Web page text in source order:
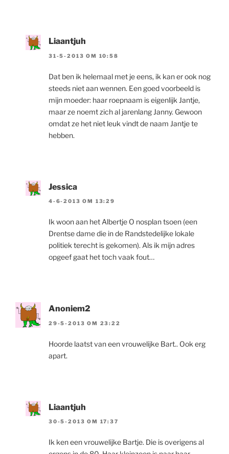
Liaantjuh
31-5-2013 OM 10:58
Dat ben ik helemaal met je eens, ik kan er ook nog
steeds niet aan wennen. Een goed voorbeeld is
mijn moeder: haar roepnaam is eigenlijk Jantje,
maar ze noemt zich al jarenlang Janny. Gewoon
omdat ze het niet leuk vindt de naam Jantje te
hebben.
Jessica
4-6-2013 OM 13:29
Ik woon aan het Albertje O nosplan tsoen (een
Drentse dame die in de Randstedelijke lokale
politiek terecht is gekomen). Als ik mijn adres
opgeef gaat het toch vaak fout…
Anoniem2
29-5-2013 OM 23:22
Hoorde laatst van een vrouwelijke Bart.. Ook erg
apart.
Liaantjuh
30-5-2013 OM 17:37
Ik ken een vrouwelijke Bartje. Die is overigens al